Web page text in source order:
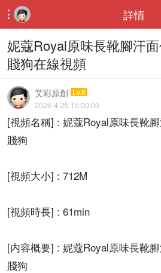
 詳情
妮蔻Royal原味長靴腳汗
賤狗在線視頻
艾彩原創 Lv.8
2026-4-25 15:00:00
[視頻名稱] : 妮蔻Royal原味長靴
賤狗
[視頻大小] : 712M
[視頻時長] : 61min
[内容概要] : 妮蔻Royal原味長靴
賤狗